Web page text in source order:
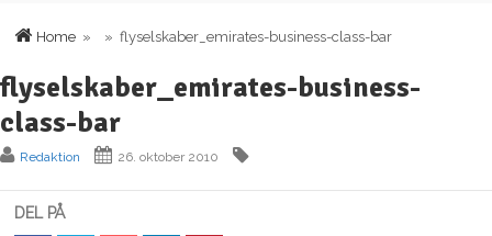
Home » » flyselskaber_emirates-business-class-bar
flyselskaber_emirates-business-
class-bar
Redaktion 26. oktober 2010
DEL PÅ